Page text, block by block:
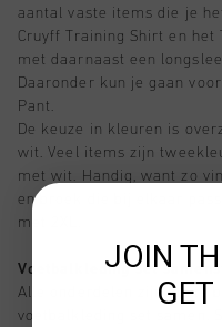
aantal vaste items die je
Cruyff Training Shirt en het
met daarnaast een
Daaronder kun je gaan
Pant.
De keuze in kleuren is
wit. Veel items zijn
met wit. Handig, want zo
en broek die bij elkaar
met 2XL.
Voetbalkleding set
Alle onderdelen zijn los te
voetbalkleding set samen.
JOIN